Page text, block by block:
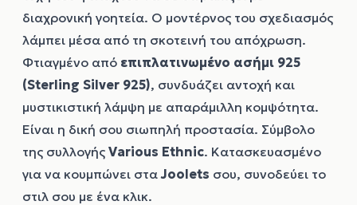
διαχρονική γοητεία. Ο μοντέρνος του σχεδιασμός
λάμπει μέσα από τη σκοτεινή του απόχρωση.
Φτιαγμένο από επιπλατινωμένο ασήμι 925
(Sterling Silver 925), συνδυάζει αντοχή και
μυστικιστική λάμψη με απαράμιλλη κομψότητα.
Είναι η δική σου σιωπηλή προστασία. Σύμβολο
της συλλογής Various Ethnic. Κατασκευασμένο
για να κουμπώνει σταJoolets σου, συνοδεύει το
στιλ σου με ένα κλικ.